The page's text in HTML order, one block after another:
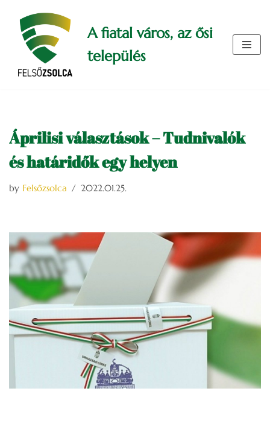
Skip
content
A fiatal város, az ősi
település
Áprilisi választások – Tudnivalók
és határidők egy helyen
by Felsőzsolca 2022.01.25.